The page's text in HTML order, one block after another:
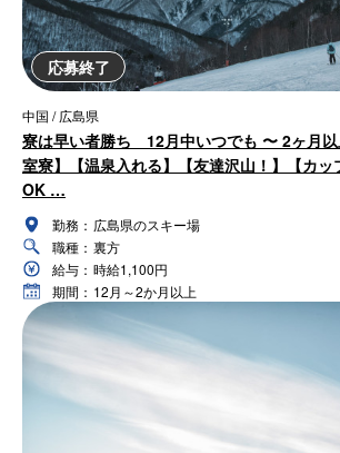
応募終了
中国 / 広島県
寮は早い者勝ち 12月中いつでも 〜 2ヶ月
室寮】【温泉入れる】【友達沢山！】【カ
OK …
勤務： 広島県のスキー場
職種： 裏方
給与： 時給1,100円
期間： 12月～2か月以上